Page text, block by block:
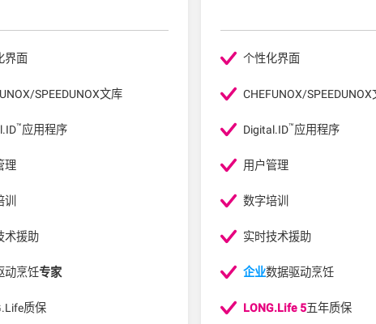
界面
SPEEDUNOX文库
™应用程序
理
训
术援助
动烹饪专家
质保
个性化界面
CHEFUNOX/SPEEDUNOX
Digital.ID™应用程序
用户管理
数字培训
实时技术援助
企业数据驱动烹饪
LONG.Life 5五年质保